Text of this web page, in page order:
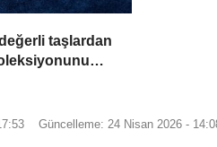
taşlardan
Güncelleme: 24 Nisan 2026 -